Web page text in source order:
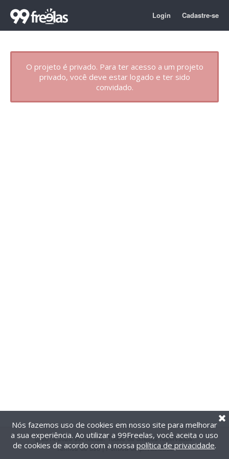
Login Cadastre-se
O projeto é privado. Para ter acesso a um projeto
privado, você deve estar logado e ter sido
convidado.
@2014-2026 99Freelas. Todos os direitos reservados.
Termos de uso| Política de privacidade
Nós fazemos uso de cookies em nosso site para melhorar
a sua experiência. Ao utilizar a 99Freelas, você aceita o uso
de cookies de acordo com a nossa política de privacidade.